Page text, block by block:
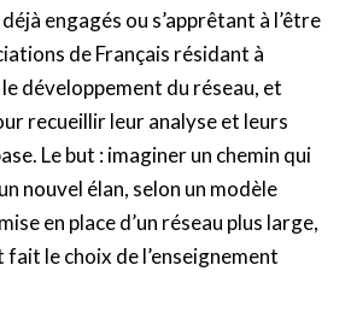
engagés ou s’apprêtant à l’être
de Français résidant à
développement du réseau, et
recueillir leur analyse et leurs
Le but : imaginer un chemin qui
nouvel élan, selon un modèle
en place d’un réseau plus large,
le choix de l’enseignement